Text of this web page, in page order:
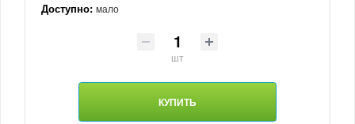
Доступно: мало
шт
КУПИТЬ